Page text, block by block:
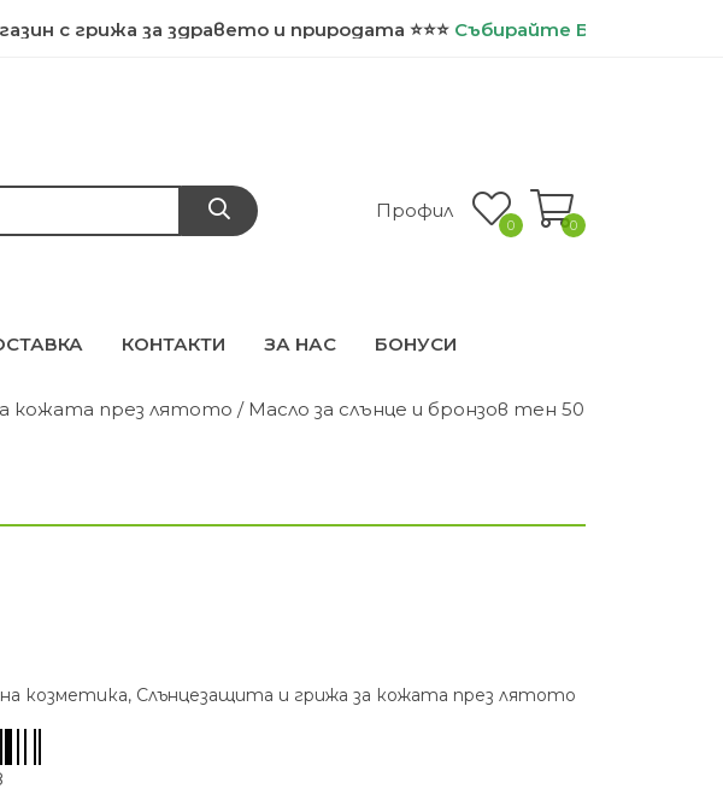
грижа за здравето и природата ⭐⭐⭐СъбирайтеБИО точки и
Профил
0 0
КОНТАКТИ ЗА НАС БОНУСИ
кожата през лятото / Масло за слънце и бронзов тен 50
козметика, Слънцезащита и грижа за кожата през лятото